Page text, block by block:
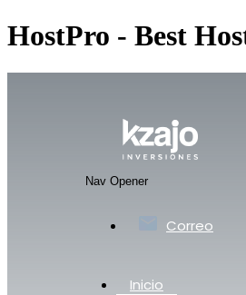
HostPro - Best
Nav Opener
Correo
Inicio